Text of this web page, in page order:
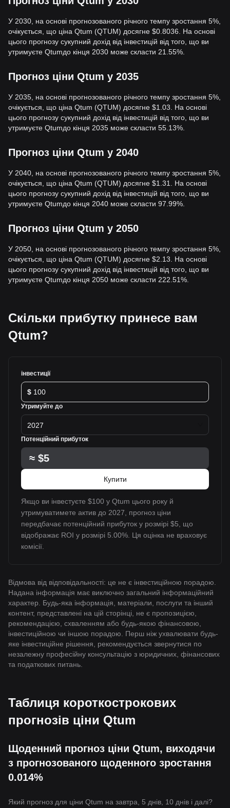
У 2030, на основі прогнозованого річного темпу зростання 5%,
очікується, що ціна Qtum (QTUM) досягне $0.8036. На основі
цього прогнозу сукупний дохід від інвестицій від того, що ви
утримуєте Qtumдо кінця 2030 може скласти 21.55%.
Прогноз ціни Qtum у 2035
У 2035, на основі прогнозованого річного темпу зростання 5%,
очікується, що ціна Qtum (QTUM) досягне $1.03. На основі
цього прогнозу сукупний дохід від інвестицій від того, що ви
утримуєте Qtumдо кінця 2035 може скласти 55.13%.
Прогноз ціни Qtum у 2040
У 2040, на основі прогнозованого річного темпу зростання 5%,
очікується, що ціна Qtum (QTUM) досягне $1.31. На основі
цього прогнозу сукупний дохід від інвестицій від того, що ви
утримуєте Qtumдо кінця 2040 може скласти 97.99%.
Прогноз ціни Qtum у 2050
У 2050, на основі прогнозованого річного темпу зростання 5%,
очікується, що ціна Qtum (QTUM) досягне $2.13. На основі
цього прогнозу сукупний дохід від інвестицій від того, що ви
утримуєте Qtumдо кінця 2050 може скласти 222.51%.
Скільки прибутку принесе вам
Qtum?
інвестиції
$
Утримуйте до
2027
Потенційний прибуток
≈ $5
Купити
Якщо ви інвестуєте $100 у Qtum цього року й
утримуватимете актив до 2027, прогноз ціни
передбачає потенційний прибуток у розмірі $5, що
відображає ROI у розмірі 5.00%. Ця оцінка не враховує
комісії.
Відмова від відповідальності: це не є інвестиційною порадою.
Надана інформація має виключно загальний інформаційний
характер. Будь-яка інформація, матеріали, послуги та інший
контент, представлені на цій сторінці, не є пропозицією,
рекомендацією, схваленням або будь-якою фінансовою,
інвестиційною чи іншою порадою. Перш ніж ухвалювати будь-
яке інвестиційне рішення, рекомендується звернутися по
незалежну професійну консультацію з юридичних, фінансових
та податкових питань.
Таблиця короткострокових
прогнозів ціни Qtum
Щоденний прогноз ціни Qtum, виходячи
з прогнозованого щоденного зростання
0.014%
Який прогноз для ціни Qtum на завтра, 5 днів, 10 днів і далі?